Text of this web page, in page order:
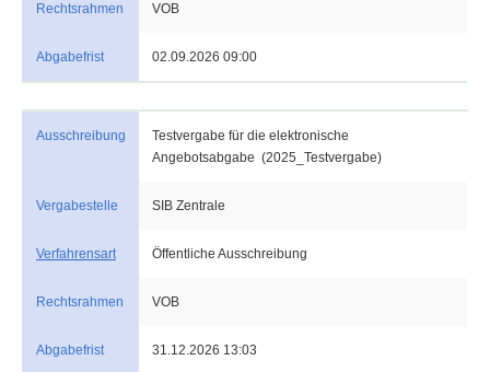
Rechtsrahmen VOB
Abgabefrist 02.09.2026 09:00
Ausschreibung
Testvergabe für die elektronische
Angebotsabgabe (2025_Testvergabe)
Vergabestelle SIB Zentrale
Verfahrensart Öffentliche Ausschreibung
Rechtsrahmen VOB
Abgabefrist 31.12.2026 13:03